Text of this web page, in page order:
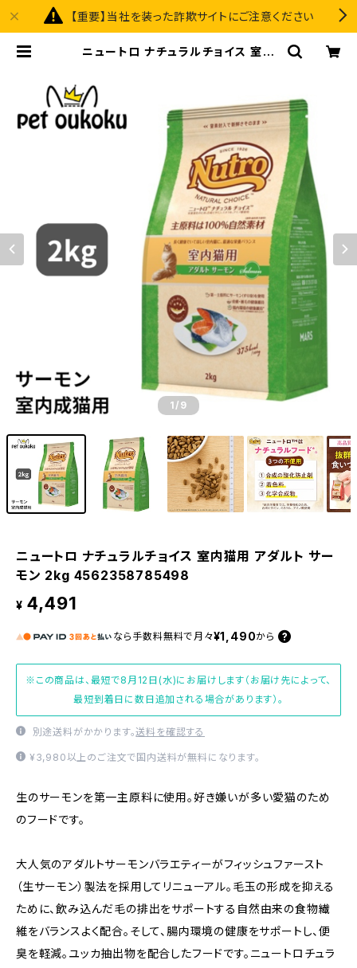
【重要】当社を装った詐欺サイトにご注意ください
ニュートロ ナチュラルチョイス 室内
1 /9
ニュートロ ナチュラルチョイス 室内猫用 アダルト サー
モン 2kg 4562358785498
¥ 4,491
なら 手数料無料で 月々¥1,490から
※この商品は、最短で8月12日(水)にお届けします（お届け先によって、
最短到着日に数日追加される場合があります）。
別途送料がかかります。送料を確認する
¥3,980以上のご注文で国内送料が無料になります。
生のサーモンを第一主原料に使用。好き嫌いが多い愛猫のため
のフードです。
大人気のアダルトサーモンバラエティーがフィッシュファースト
（生サーモン）製法を採用してリニューアル。毛玉の形成を抑える
ために、飲み込んだ毛の排出をサポートする自然由来の食物繊
維をバランスよく配合。そして、腸内環境の健康をサポートし、便
臭を軽減。ユッカ抽出物を配合したフードです。ニュートロチュラ